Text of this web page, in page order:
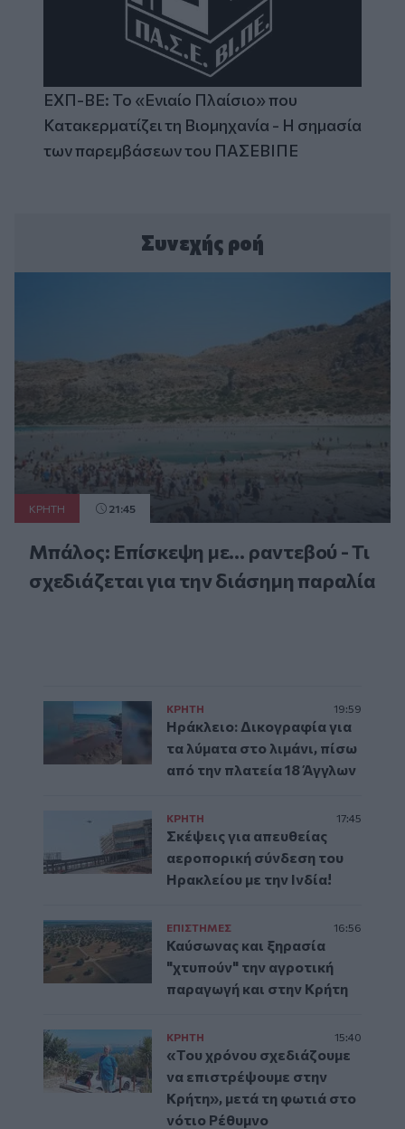
ΕΧΠ-ΒΕ: Το «Ενιαίο Πλαίσιο» που
Κατακερματίζει τη Βιομηχανία - Η σημασία
των παρεμβάσεων του ΠΑΣΕΒΙΠΕ
Συνεχής ροή
ΚΡΗΤΗ 21:45
Μπάλος: Επίσκεψη με… ραντεβού - Τι
σχεδιάζεται για την διάσημη παραλία
ΚΡΗΤΗ 19:59
Ηράκλειο: Δικογραφία για
τα λύματα στο λιμάνι, πίσω
από την πλατεία 18 Άγγλων
ΚΡΗΤΗ 17:45
Σκέψεις για απευθείας
αεροπορική σύνδεση του
Ηρακλείου με την Ινδία!
ΕΠΙΣΤΗΜΕΣ 16:56
Καύσωνας και ξηρασία
"χτυπούν" την αγροτική
παραγωγή και στην Κρήτη
ΚΡΗΤΗ 15:40
«Του χρόνου σχεδιάζουμε
να επιστρέψουμε στην
Κρήτη», μετά τη φωτιά στο
νότιο Ρέθυμνο